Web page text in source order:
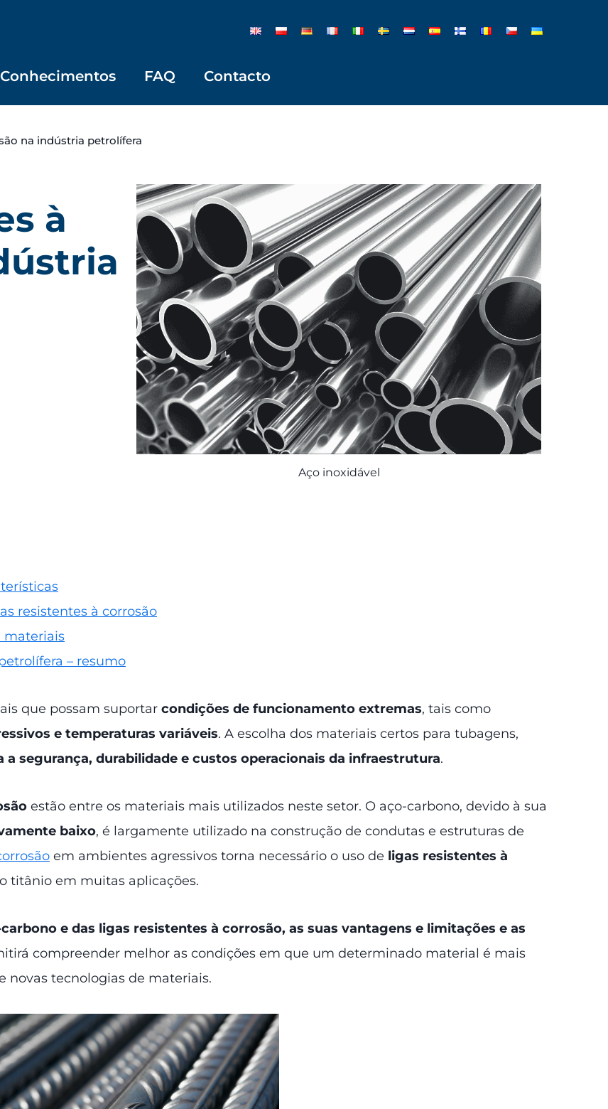
Conhecimentos FAQ Contacto
na indústria petrolífera
à
Aço inoxidável
resistentes à corrosão
materiais
– resumo
que possam suportar condições de funcionamento extremas, tais como
e temperaturas variáveis. A escolha dos materiais certos para tubagens,
a segurança, durabilidade e custos operacionais da infraestrutura.
estão entre os materiais mais utilizados neste setor. O aço-carbono, devido à sua
baixo, é largamente utilizado na construção de condutas e estruturas de
em ambientes agressivos torna necessário o uso de ligas resistentes à
titânio em muitas aplicações.
e das ligas resistentes à corrosão, as suas vantagens e limitações e as
compreender melhor as condições em que um determinado material é mais
novas tecnologias de materiais.